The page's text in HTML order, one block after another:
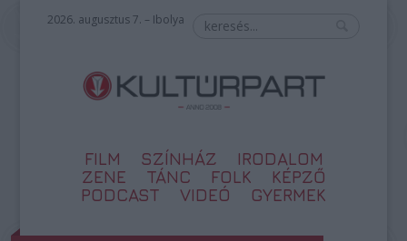
2026. augusztus 7. – Ibolya
FILM SZÍNHÁZ
IRODALOM
ZENE
TÁNC FOLK
KÉPZŐ
PODCAST
VIDEÓ GYERMEK